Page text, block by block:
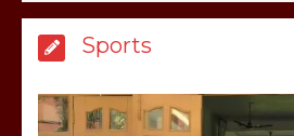
Sports